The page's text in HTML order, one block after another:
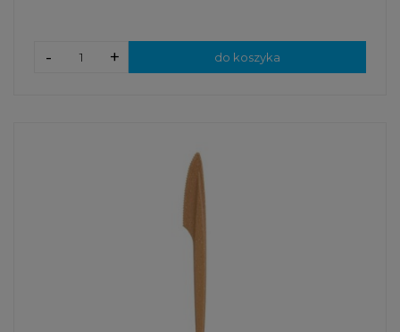
+
- do koszyka